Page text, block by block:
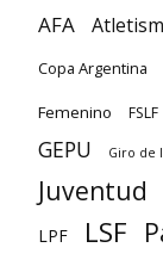
AFA
Copa Argentina
Femenino FSLF
GEPU Giro de
Juventud
LPF LSF